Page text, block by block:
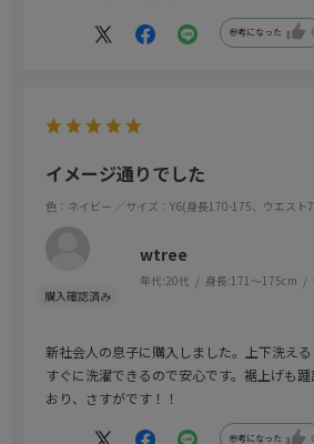
参考になった
イメージ通りでした
色：ネイビー ／サイズ：Y6(身長170-175、ウエスト
wtree
年代:20代 身長:171～175cm
新社会人の息子に購入しました。上下洗え
すぐに洗濯できるので安心です。裾上げも
おり、さすがです！！
参考になった